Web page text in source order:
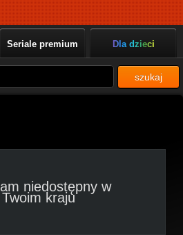
Seriale premium Dla dzieci
szukaj
niedostępny w
Twoim kraju